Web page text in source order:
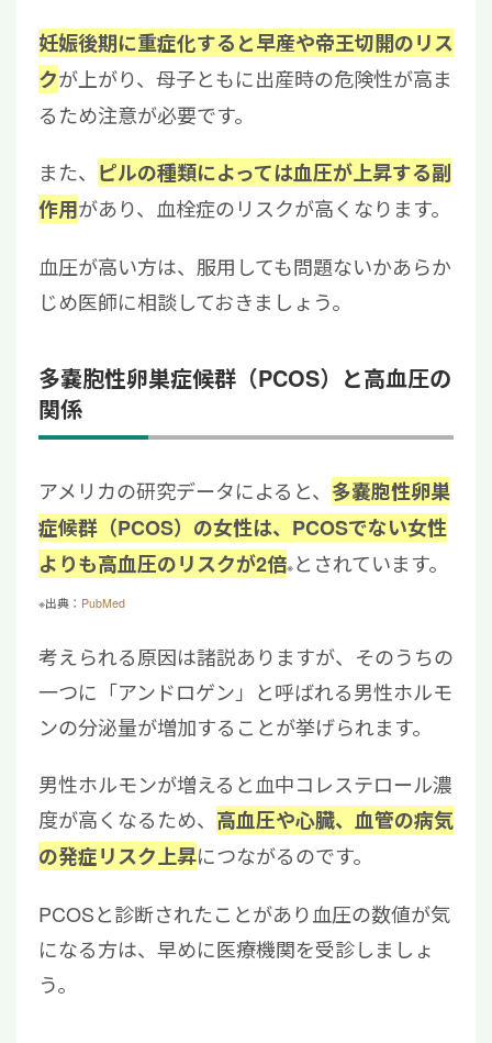
妊娠後期に重症化すると早産や帝王切開のリス
クが上がり、母子ともに出産時の危険性が高ま
るため注意が必要です。
また、 ピルの種類によっては血圧が上昇する副
作用があり、血栓症のリスクが高くなります。
血圧が高い方は、服用しても問題ないかあらか
じめ医師に相談しておきましょう。
多嚢胞性卵巣症候群（PCOS）と高血圧の
関係
アメリカの研究データによると、 多嚢胞性卵巣
症候群（PCOS）の女性は、PCOSでない女性
よりも高血圧のリスクが2倍※ とされています。
※出典： PubMed
考えられる原因は諸説ありますが、そのうちの
一つに「アンドロゲン」と呼ばれる男性ホルモ
ンの分泌量が増加することが挙げられます。
男性ホルモンが増えると血中コレステロール濃
度が高くなるため、 高血圧や心臓、血管の病気
の発症リスク上昇につながるのです。
PCOSと診断されたことがあり血圧の数値が気
になる方は、早めに医療機関を受診しましょ
う。